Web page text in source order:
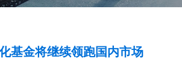
基金将继续领跑国内市场